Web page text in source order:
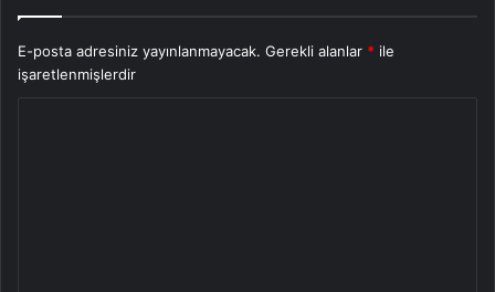
E-posta adresiniz yayınlanmayacak. Gerekli alanlar * ile
işaretlenmişlerdir